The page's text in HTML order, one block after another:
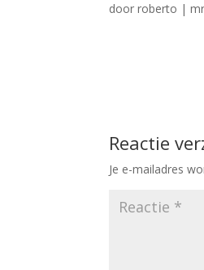
doorroberto |
Reactie
Je e-mailadres